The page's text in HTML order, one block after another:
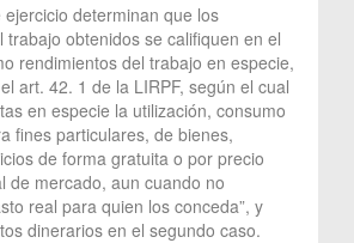
ejercicio determinan que los
trabajo obtenidos se califiquen en el
rendimientos del trabajo en especie,
art. 42. 1 de la LIRPF, según el cual
en especie la utilización, consumo
fines particulares, de bienes,
de forma gratuita o por precio
de mercado, aun cuando no
real para quien los conceda”, y
dinerarios en el segundo caso.